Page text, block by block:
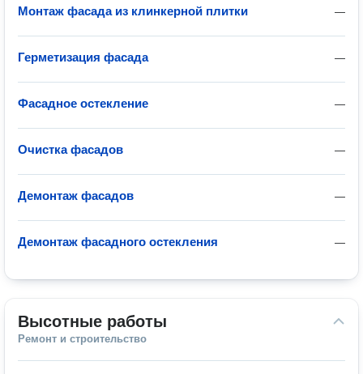
—
Монтаж фасада из клинкерной плитки
—
Герметизация фасада
—
Фасадное остекление
—
Очистка фасадов
—
Демонтаж фасадов
—
Демонтаж фасадного остекления
Высотные работы
Ремонт и строительство